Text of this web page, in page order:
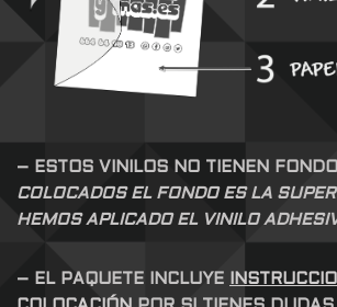
– ESTOS VINILOS NO TIENEN FONDO
COLOCADOS EL FONDO ES LA
HEMOS APLICADO EL VINILO
– EL PAQUETE INCLUYE